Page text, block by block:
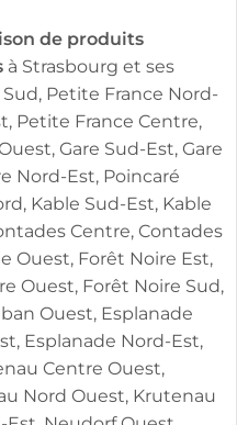
de produits
à Strasbourg et ses
Petite France Nord-
Petite France Centre,
Gare Sud-Est, Gare
Nord-Est, Poincaré
Kable Sud-Est, Kable
Centre, Contades
Ouest, Forêt Noire Est,
Ouest, Forêt Noire Sud,
Ouest, Esplanade
Esplanade Nord-Est,
Centre Ouest,
Nord Ouest, Krutenau